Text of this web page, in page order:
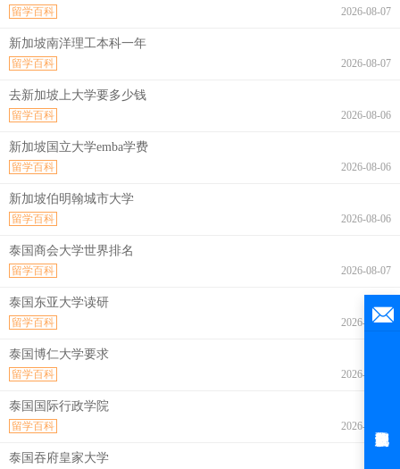
2026-08-07
留学百科
新加坡南洋理工本科一年
2026-08-07
留学百科
去新加坡上大学要多少钱
2026-08-06
留学百科
新加坡国立大学emba学费
2026-08-06
留学百科
新加坡伯明翰城市大学
2026-08-06
留学百科
泰国商会大学世界排名
2026-08-07
留学百科
泰国东亚大学读研
2026-08-07
留学百科
泰国博仁大学要求
2026-08-07
留学百科
泰国国际行政学院
2026-08-07
留学百科
泰国吞府皇家大学